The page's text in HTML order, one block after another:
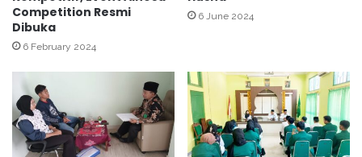
a
f
n
g
a
o
g
r
Competition Resmi
Dibuka
6 February 2024
6 June 2024